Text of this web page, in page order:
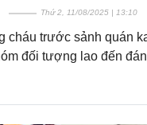
Thứ 2, 11/08/2025 | 13:10
cháu trước sảnh quán
đối tượng lao đến